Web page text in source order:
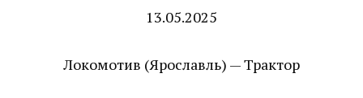
13.05.2025
Локомотив (Ярославль) — Трактор